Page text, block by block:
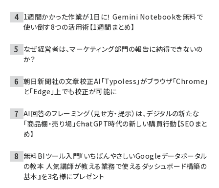
1週間かかった作業が1日に！ Gemini Notebookを無料で
使い倒す8つの活用術【1週間まとめ】
なぜ経営者は、マーケティング部門の報告に納得できないの
か？
朝日新聞社の文章校正AI「Typoless」がブラウザ「Chrome」
と「Edge」上でも校正が可能に
AI回答のフレーミング（見せ方・提示）は、デジタルの新たな
「商品棚・売り場」――ChatGPT時代の新しい購買行動【SEOまと
め】
無料BIツール入門『いちばんやさしいGoogleデータポータル
の教本 人気講師が教える業務で使えるダッシュボード構築の
基本』を3名様にプレゼント